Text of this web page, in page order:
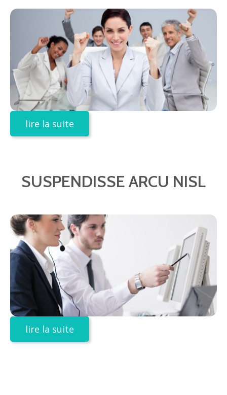
lire la suite
SUSPENDISSE ARCU NISL
lire la suite